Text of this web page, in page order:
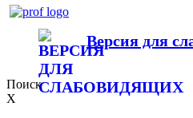
Версия для
Поиск
X